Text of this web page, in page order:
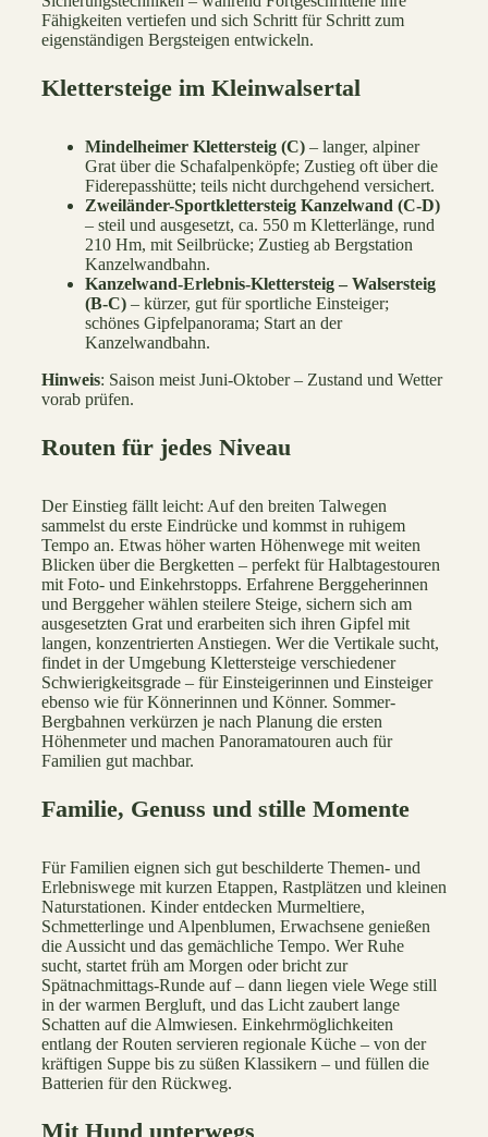
Fähigkeiten vertiefen und sich Schritt für Schritt zum
eigenständigen Bergsteigen entwickeln.
Klettersteige im Kleinwalsertal
Mindelheimer Klettersteig (C) – langer, alpiner
Grat über die Schafalpenköpfe; Zustieg oft über die
Fiderepasshütte; teils nicht durchgehend versichert.
Zweiländer-Sportklettersteig Kanzelwand (C-D)
– steil und ausgesetzt, ca. 550 m Kletterlänge, rund
210 Hm, mit Seilbrücke; Zustieg ab Bergstation
Kanzelwandbahn.
Kanzelwand-Erlebnis-Klettersteig – Walsersteig
(B-C) – kürzer, gut für sportliche Einsteiger;
schönes Gipfelpanorama; Start an der
Kanzelwandbahn.
Hinweis: Saison meist Juni-Oktober – Zustand und Wetter
vorab prüfen.
Routen für jedes Niveau
Der Einstieg fällt leicht: Auf den breiten Talwegen
sammelst du erste Eindrücke und kommst in ruhigem
Tempo an. Etwas höher warten Höhenwege mit weiten
Blicken über die Bergketten – perfekt für Halbtagestouren
mit Foto- und Einkehrstopps. Erfahrene Berggeherinnen
und Berggeher wählen steilere Steige, sichern sich am
ausgesetzten Grat und erarbeiten sich ihren Gipfel mit
langen, konzentrierten Anstiegen. Wer die Vertikale sucht,
findet in der Umgebung Klettersteige verschiedener
Schwierigkeitsgrade – für Einsteigerinnen und Einsteiger
ebenso wie für Könnerinnen und Könner. Sommer-
Bergbahnen verkürzen je nach Planung die ersten
Höhenmeter und machen Panoramatouren auch für
Familien gut machbar.
Familie, Genuss und stille Momente
Für Familien eignen sich gut beschilderte Themen- und
Erlebniswege mit kurzen Etappen, Rastplätzen und kleinen
Naturstationen. Kinder entdecken Murmeltiere,
Schmetterlinge und Alpenblumen, Erwachsene genießen
die Aussicht und das gemächliche Tempo. Wer Ruhe
sucht, startet früh am Morgen oder bricht zur
Spätnachmittags-Runde auf – dann liegen viele Wege still
in der warmen Bergluft, und das Licht zaubert lange
Schatten auf die Almwiesen. Einkehrmöglichkeiten
entlang der Routen servieren regionale Küche – von der
kräftigen Suppe bis zu süßen Klassikern – und füllen die
Batterien für den Rückweg.
Mit Hund unterwegs